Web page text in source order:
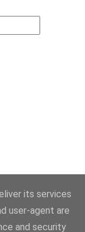
its services
user-agent are
and security